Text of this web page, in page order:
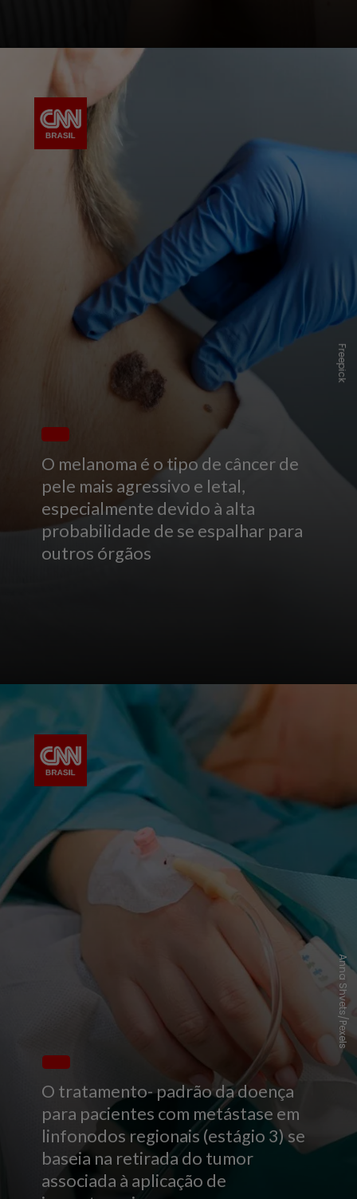
O melanoma é o tipo de câncer de
pele mais agressivo e letal,
especialmente devido à alta
probabilidade de se espalhar para
outros órgãos
Freepick
O tratamento- padrão da doença
para pacientes com metástase em
linfonodos regionais (estágio 3) se
baseia na retirada do tumor
associada à aplicação de
Anna Shvets/Pexels